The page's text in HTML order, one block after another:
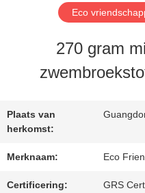
ONGEVEER
FABRIEKSREIS
Eco
270 gram
Plaats van
herkomst:
Merknaam: Eco
Certificering: GRS